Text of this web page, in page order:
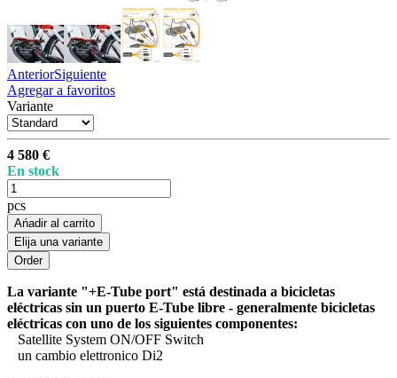
AnteriorSiguiente
Agregar a favoritos
Variante
4 580 €
En stock
pcs
Ańadir al carrito
Elija una variante
La variante "+E-Tube port" está destinada a bicicletas
eléctricas sin un puerto E-Tube libre - generalmente bicicletas
eléctricas con uno de los siguientes componentes:
Satellite System ON/OFF Switch
un cambio elettronico Di2